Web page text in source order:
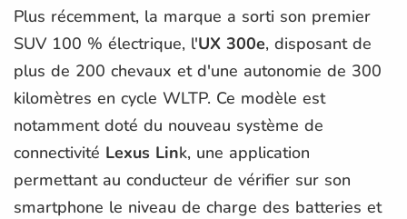
Plus récemment, la marque a sorti son premier
SUV 100 % électrique, l'UX 300e, disposant de
plus de 200 chevaux et d'une autonomie de 300
kilomètres en cycle WLTP. Ce modèle est
notamment doté du nouveau système de
connectivité Lexus Link, une application
permettant au conducteur de vérifier sur son
smartphone le niveau de charge des batteries et